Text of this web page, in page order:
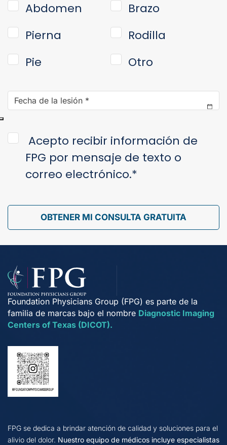
Abdomen
Brazo
Pierna
Rodilla
Pie
Otro
Date
of
Consent*
Acepto recibir información de
FPG por mensaje de texto o
correo electrónico.*
OBTENER MI CONSULTA GRATUITA
Foundation Physicians Group (FPG) es parte de la
familia de marcas bajo el nombre Diagnostic Imaging
Centers of Texas (DICOT).
FPG se dedica a brindar atención de calidad y soluciones para el
alivio del dolor. Nuestro equipo de médicos incluye especialistas